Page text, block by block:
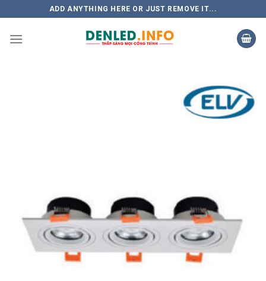
to
content
ADD ANYTHING HERE OR JUST REMOVE IT...